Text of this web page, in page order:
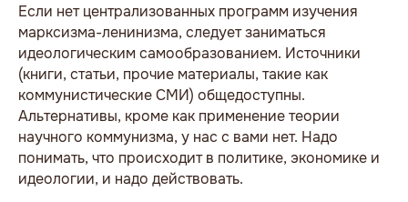
Если нет централизованных программ изучения
марксизма-ленинизма, следует заниматься
идеологическим самообразованием. Источники
(книги, статьи, прочие материалы, такие как
коммунистические СМИ) общедоступны.
Альтернативы, кроме как применение теории
научного коммунизма, у нас с вами нет. Надо
понимать, что происходит в политике, экономике и
идеологии, и надо действовать.